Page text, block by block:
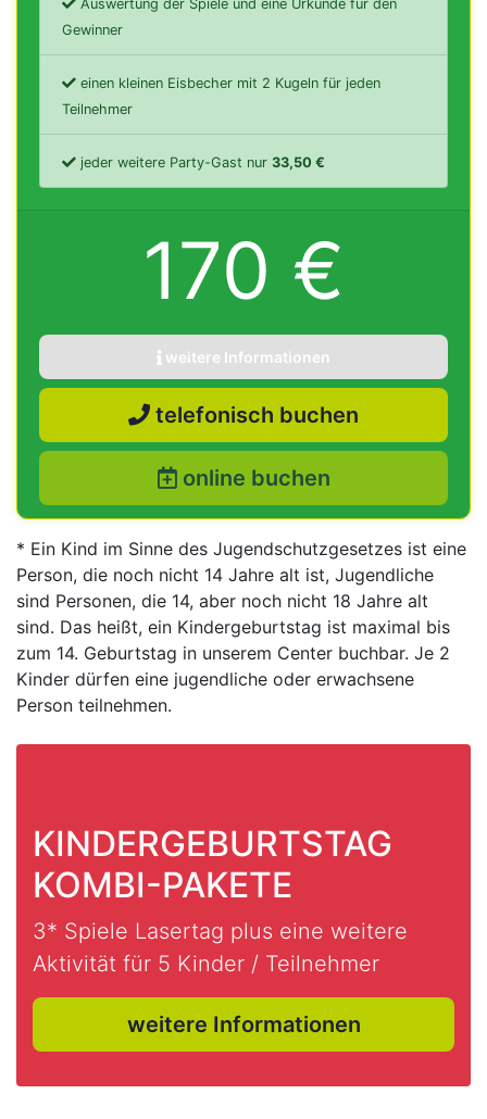
Auswertung der Spiele und eine Urkunde für den
Gewinner
einen kleinen Eisbecher mit 2 Kugeln für jeden
Teilnehmer
jeder weitere Party-Gast nur 33,50 €
170 €
weitere Informationen
telefonisch buchen
online buchen
* Ein Kind im Sinne des Jugendschutzgesetzes ist eine
Person, die noch nicht 14 Jahre alt ist, Jugendliche
sind Personen, die 14, aber noch nicht 18 Jahre alt
sind. Das heißt, ein Kindergeburtstag ist maximal bis
zum 14. Geburtstag in unserem Center buchbar. Je 2
Kinder dürfen eine jugendliche oder erwachsene
Person teilnehmen.
KINDERGEBURTSTAG
KOMBI-PAKETE
3* Spiele Lasertag plus eine weitere
Aktivität für 5 Kinder / Teilnehmer
weitere Informationen